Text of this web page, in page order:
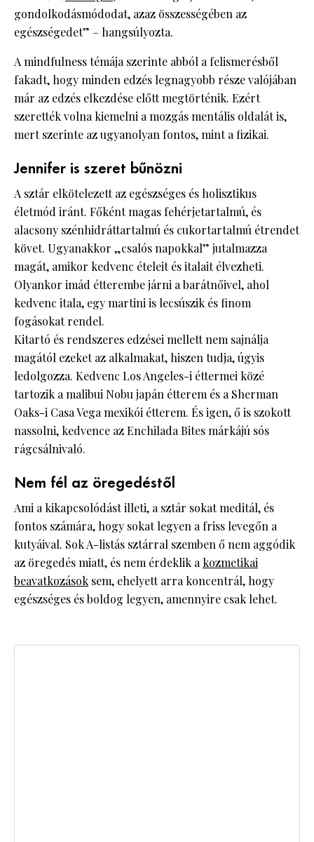
gondolkodásmódodat, azaz összességében az
egészségedet” – hangsúlyozta.
A mindfulness témája szerinte abból a felismerésből
fakadt, hogy minden edzés legnagyobb része valójában
már az edzés elkezdése előtt megtörténik. Ezért
szerették volna kiemelni a mozgás mentális oldalát is,
mert szerinte az ugyanolyan fontos, mint a fizikai.
Jennifer is szeret bűnözni
A sztár elkötelezett az egészséges és holisztikus
életmód iránt. Főként magas fehérjetartalmú, és
alacsony szénhidráttartalmú és cukortartalmú étrendet
követ. Ugyanakkor „csalós napokkal” jutalmazza
magát, amikor kedvenc ételeit és italait élvezheti.
Olyankor imád étterembe járni a barátnőivel, ahol
kedvenc itala, egy martini is lecsúszik és finom
fogásokat rendel.
Kitartó és rendszeres edzései mellett nem sajnálja
magától ezeket az alkalmakat, hiszen tudja, úgyis
ledolgozza. Kedvenc Los Angeles-i éttermei közé
tartozik a malibui Nobu japán étterem és a Sherman
Oaks-i Casa Vega mexikói étterem. És igen, ő is szokott
nassolni, kedvence az Enchilada Bites márkájú sós
rágcsálnivaló.
Nem fél az öregedéstől
Ami a kikapcsolódást illeti, a sztár sokat meditál, és
fontos számára, hogy sokat legyen a friss levegőn a
kutyáival. Sok A-listás sztárral szemben ő nem aggódik
az öregedés miatt, és nem érdeklik akozmetikai
beavatkozások sem, ehelyett arra koncentrál, hogy
egészséges és boldog legyen, amennyire csak lehet.